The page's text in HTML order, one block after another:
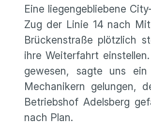
Eine liegengebliebene
Zug der Linie 14 nach
Brückenstraße plötzlich
ihre Weiterfahrt
gewesen, sagte uns
Mechanikern gelungen,
Betriebshof Adelsberg
nach Plan.